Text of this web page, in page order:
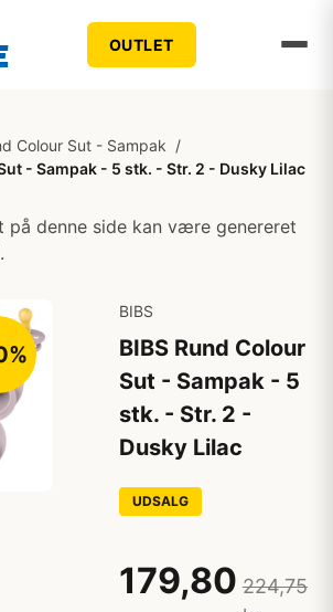
OUTLET
Colour Sut - Sampak /
- Sampak - 5 stk. - Str. 2 - Dusky Lilac
på denne side kan være genereret
BIBS
BIBS Rund Colour
Sut - Sampak - 5
stk. - Str. 2 -
Dusky Lilac
UDSALG
179,80 224,75